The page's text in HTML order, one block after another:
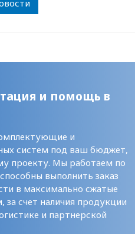
и помощь в
и
систем под ваш бюджет,
проекту. Мы работаем по
выполнить заказ
в максимально сжатые
счет наличия продукции
и партнерской